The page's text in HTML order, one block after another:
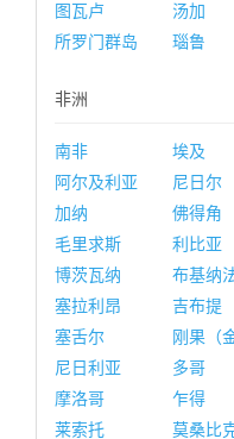
图瓦卢 汤加
所罗门群岛
瑙鲁
非洲
南非 埃及
阿尔及利亚
尼日尔
加纳
佛得角
毛里求斯
利比亚
博茨瓦纳
布基纳
塞拉利昂
吉布提
塞舌尔
刚果（
尼日利亚
多哥
摩洛哥
乍得
莱索托
莫桑比